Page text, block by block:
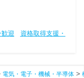
迎
資格取得支援・
電気・電子・機械・半導体